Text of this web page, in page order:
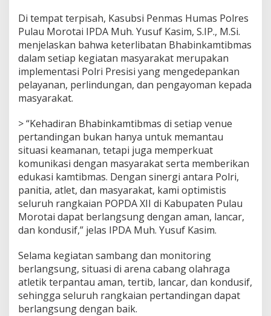
a
n
d
i
n
g
a
n
Di tempat terpisah, Kasubsi Penmas Humas Polres
Pulau Morotai IPDA Muh. Yusuf Kasim, S.IP., M.Si.
menjelaskan bahwa keterlibatan Bhabinkamtibmas
dalam setiap kegiatan masyarakat merupakan
implementasi Polri Presisi yang mengedepankan
pelayanan, perlindungan, dan pengayoman kepada
masyarakat.
> “Kehadiran Bhabinkamtibmas di setiap venue
pertandingan bukan hanya untuk memantau
situasi keamanan, tetapi juga memperkuat
komunikasi dengan masyarakat serta memberikan
edukasi kamtibmas. Dengan sinergi antara Polri,
panitia, atlet, dan masyarakat, kami optimistis
seluruh rangkaian POPDA XII di Kabupaten Pulau
Morotai dapat berlangsung dengan aman, lancar,
dan kondusif,” jelas IPDA Muh. Yusuf Kasim.
Selama kegiatan sambang dan monitoring
berlangsung, situasi di arena cabang olahraga
atletik terpantau aman, tertib, lancar, dan kondusif,
sehingga seluruh rangkaian pertandingan dapat
berlangsung dengan baik.